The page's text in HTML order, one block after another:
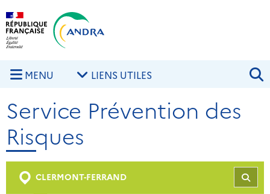
Aller au contenu principal
MENU LIENS UTILES
Service Prévention des
Risques
CLERMONT-FERRAND